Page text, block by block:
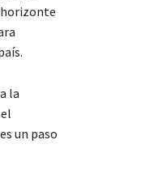
horizonte
la
un paso